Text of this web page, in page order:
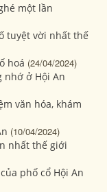
một lần
tuyệt vời nhất thế
hoá (24/04/2024)
nhớ ở Hội An
văn hóa, khám
(10/04/2024)
nhất thế giới
phố cổ Hội An